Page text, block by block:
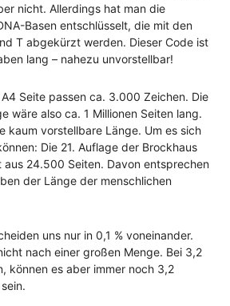
nicht. Allerdings hat man die
Basen entschlüsselt, die mit den
T abgekürzt werden. Dieser Code ist
lang – nahezu unvorstellbar!
Seite passen ca. 3.000 Zeichen. Die
wäre also ca. 1 Millionen Seiten lang.
kaum vorstellbare Länge. Um es sich
Die 21. Auflage der Brockhaus
24.500 Seiten. Davon entsprechen
der Länge der menschlichen
uns nur in 0,1 % voneinander.
nach einer großen Menge. Bei 3,2
können es aber immer noch 3,2